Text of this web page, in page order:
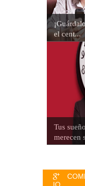
el cent...
Tus
merecen
IO